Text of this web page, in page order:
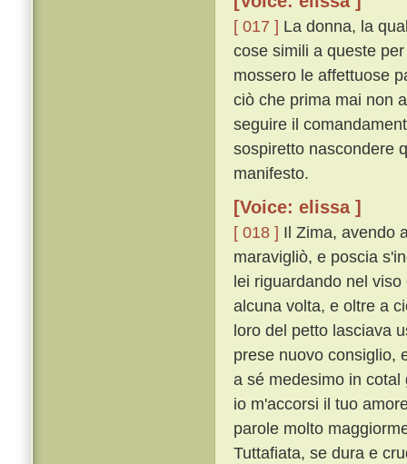
[ 017 ] La donna, la
cose simili a queste
mossero le affettuose
ciò che prima mai non
seguire il
sospiretto nascondere
manifesto.
[Voice: elissa ]
[ 018 ] Il Zima, avendo
maravigliò, e poscia
lei riguardando nel
alcuna volta, e oltre a
loro del petto lasciava
prese nuovo consiglio,
a sé medesimo in
io m'accorsi il tuo
parole molto
Tuttafiata, se dura e